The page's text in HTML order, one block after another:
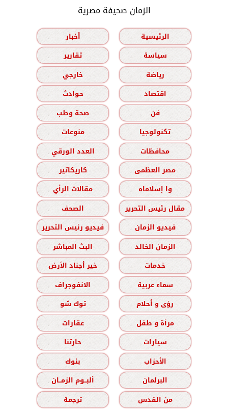
الزمان صحيفة مصرية
الرئيسية
أخبار
سياسة
تقارير
رياضة
خارجي
اقتصاد
حوادث
فن
صحة وطب
تكنولوجيا
منوعات
محافظات
العدد الورقي
مصر العظمى
كاريكاتير
وا إسلاماه
مقالات الرأي
مقال رئيس التحرير
الصحف
فيديو الزمان
فيديو رئيس التحرير
الزمان الخالد
البث المباشر
خدمات
خير أجناد الأرض
سماء عربية
الانفوجراف
رؤى و أحلام
توك شو
مرأة و طفل
عقارات
سيارات
حارتنا
الأحزاب
بنوك
البرلمان
ألبــوم الزمــان
من القدس
ترجمة